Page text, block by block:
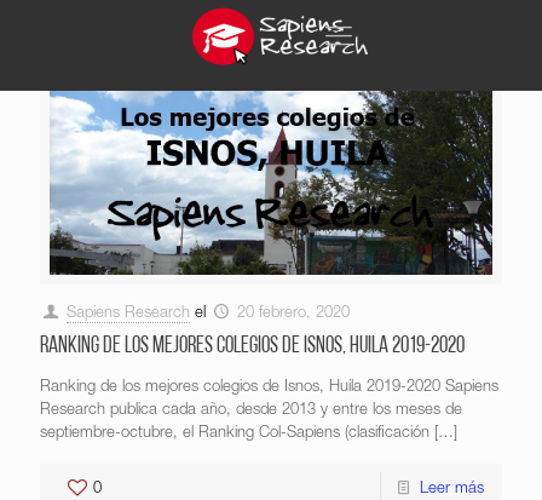
Sapiens Research el 20 febrero, 2020
Ranking de los mejores colegios de Isnos, Huila 2019-2020
Ranking de los mejores colegios de Isnos, Huila 2019-2020 Sapiens
Research publica cada año, desde 2013 y entre los meses de
septiembre-octubre, el Ranking Col-Sapiens (clasificación […]
0 Leer más